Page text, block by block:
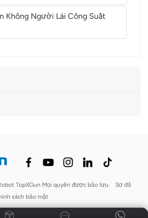
Không Người Lái Công Suất
TopXGun Mọi quyền được bảo lưu.
Sơ đồ
sách bảo mật